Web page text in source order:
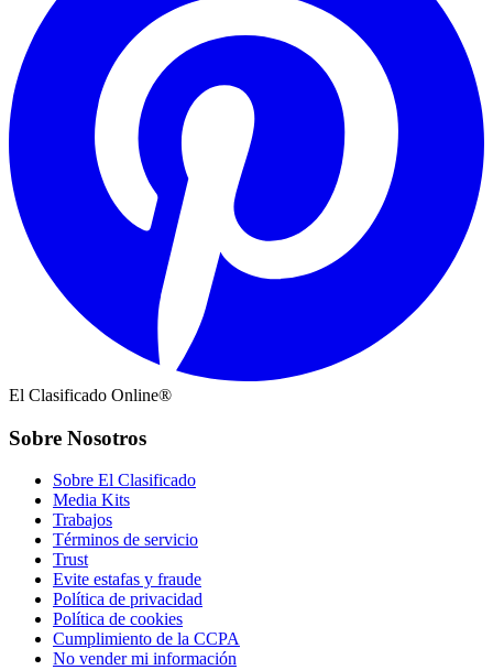
El Clasificado Online®
Sobre Nosotros
Sobre El Clasificado
Media Kits
Trabajos
Términos de servicio
Trust
Evite estafas y fraude
Política de privacidad
Política de cookies
Cumplimiento de la CCPA
No vender mi información